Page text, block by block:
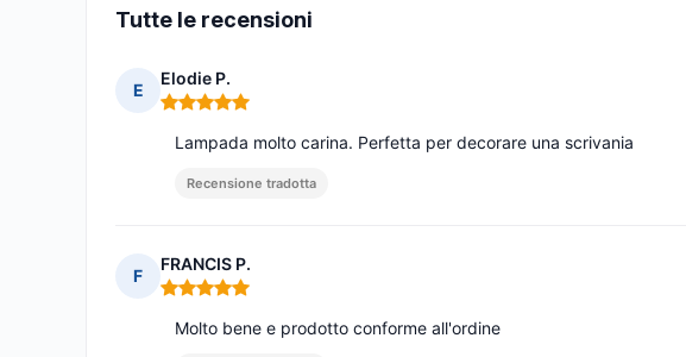
Tutte le recensioni
E
Elodie P.
Nota: 5 su 5
Lampada molto carina. Perfetta per decorare una scrivania
Recensione tradotta
F
FRANCIS P.
Nota: 5 su 5
Molto bene e prodotto conforme all'ordine